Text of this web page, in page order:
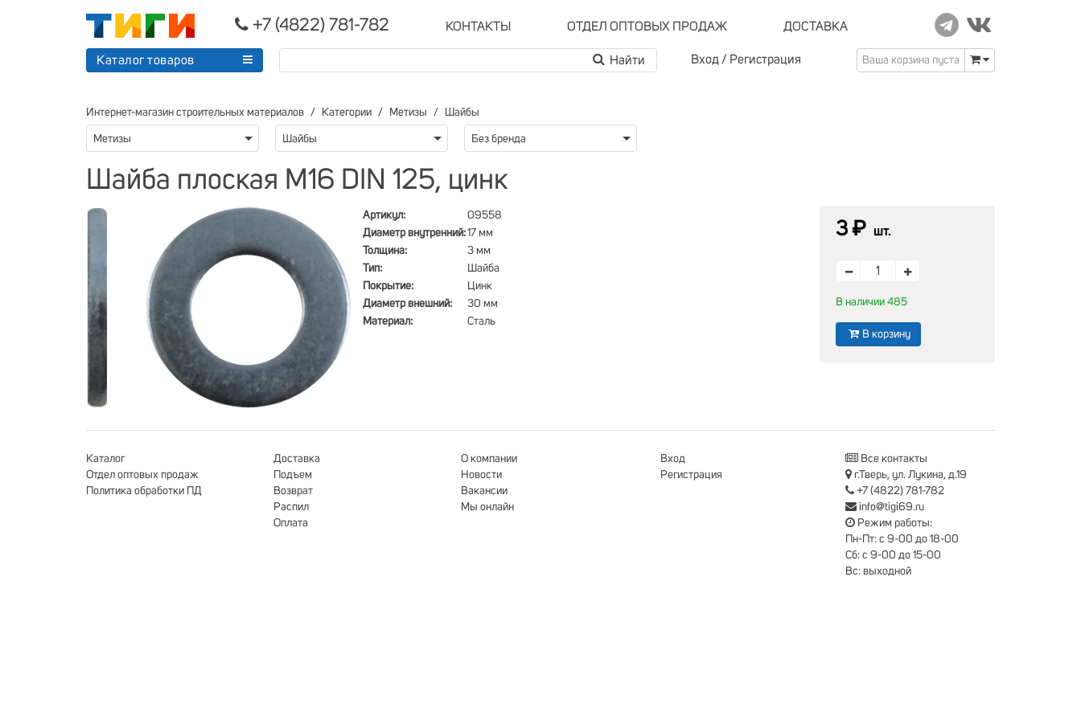
+7 (4822) 781-782 КОНТАКТЫ ОТДЕЛ ОПТОВЫХ ПРОДАЖ ДОСТАВКА
Каталог товаров Вход / Регистрация Ваша корзина пуста
Интернет-магазин строительных материалов Категории Метизы Шайбы
Метизы Шайбы Без бренда
Шайба плоская М16 DIN 125, цинк
Артикул:
09558
Диаметр внутренний:17 мм
Толщина:
3 мм
Тип:
Шайба
Покрытие:
Цинк
Диаметр внешний:
30 мм
Материал:
Сталь
3 ₽ шт.
В наличии 485
В корзину
Каталог
Отдел оптовых продаж
Политика обработки ПД
Доставка
Подъем
Возврат
Распил
Оплата
О компании
Новости
Вакансии
Мы онлайн
Вход
Регистрация
Все контакты
г.Тверь, ул. Лукина, д.19
+7 (4822) 781-782
info@tigi69.ru
Режим работы:
Пн-Пт: с 9-00 до 18-00
Сб: с 9-00 до 15-00
Вс: выходной